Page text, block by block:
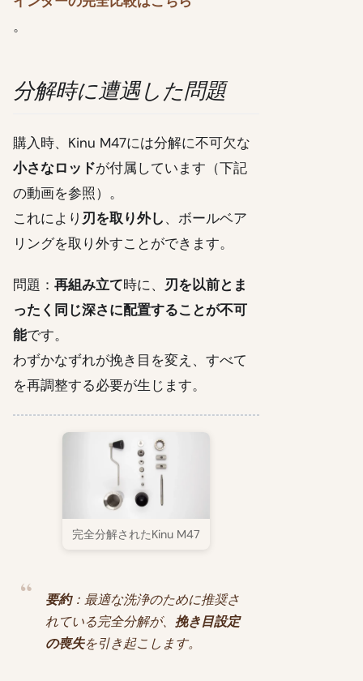
。
分解時に遭遇した問題
購入時、Kinu M47には分解に不可欠な
小さなロッドが付属しています（下記
の動画を参照）。
これにより 刃を取り外し、ボールベア
リングを取り外すことができます。
問題： 再組み立て時に、 刃を以前とま
ったく同じ深さに配置することが不可
能です。
わずかなずれが挽き目を変え、すべて
を再調整する必要が生じます。
完全分解されたKinu M47
要約：最適な洗浄のために推奨さ
れている完全分解が、 挽き目設定
の喪失を引き起こします。